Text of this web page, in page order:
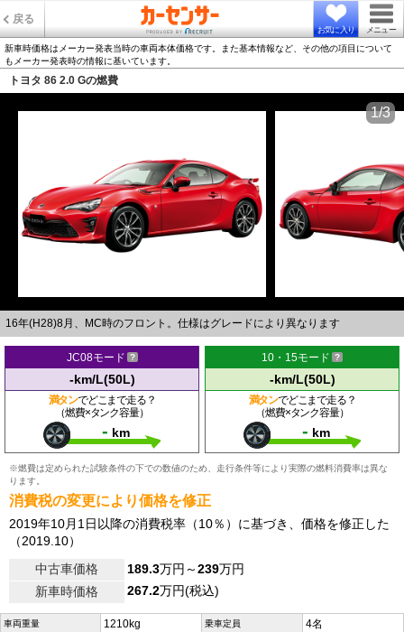
戻る
お気に入り メニュー
新車時価格はメーカー発表当時の車両本体価格です。また基本情報など、その他の項目について
もメーカー発表時の情報に基いています。
トヨタ 86 2.0 Gの燃費
16年(H28)8月、MC時のフロント。仕様はグレードにより異なります
1/3
JC08モード
-km/L(50L)
満タンでどこまで走る？
（燃費×タンク容量）
- km
10・15モード
-km/L(50L)
満タンでどこまで走る？
（燃費×タンク容量）
- km
※燃費は定められた試験条件の下での数値のため、走行条件等により実際の燃料消費率は異な
ります。
消費税の変更により価格を修正
2019年10月1日以降の消費税率（10％）に基づき、価格を修正した
（2019.10）
中古車価格
189.3万円～239万円
新車時価格
267.2万円(税込)
車両重量 1210kg 乗車定員 4名